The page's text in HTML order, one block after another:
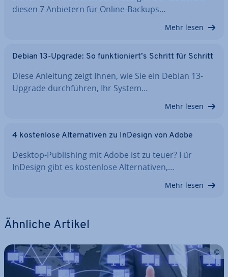
diesen 7 Anbietern für Online-Backups…
Mehr lesen
Debian 13-Upgrade: So funk­tio­niert’s Schritt für Schritt
Diese Anleitung zeigt Ihnen, wie Sie ein Debian 13-
Upgrade durch­füh­ren, Ihr System…
Mehr lesen
4 kos­ten­lo­se Al­ter­na­ti­ven zu InDesign von Adobe
Desktop-Pu­bli­shing mit Adobe ist zu teuer? Für
InDesign gibt es kos­ten­lo­se Al­ter­na­ti­ven,…
Mehr lesen
Ähnliche Artikel